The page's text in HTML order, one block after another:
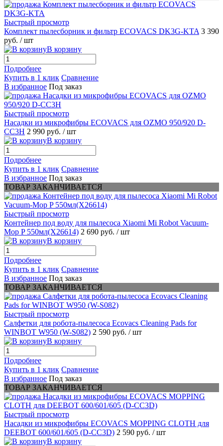
Быстрый просмотр
Комплект пылесборник и фильтр ECOVACS DK3G-KTA 3 390
руб. / шт
В корзину
Подробнее
Купить в 1 клик Сравнение
В избранное Под заказ
Быстрый просмотр
Насадки из микрофибры ECOVACS для OZMO 950/920 D-
CC3H 2 990 руб. / шт
В корзину
Подробнее
Купить в 1 клик Сравнение
В избранное Под заказ
ТОВАР ЗАКАНЧИВАЕТСЯ
Быстрый просмотр
Контейнер под воду для пылесоса Xiaomi Mi Robot Vacuum-
Mop P 550мл(X26614) 2 690 руб. / шт
В корзину
Подробнее
Купить в 1 клик Сравнение
В избранное Под заказ
ТОВАР ЗАКАНЧИВАЕТСЯ
Быстрый просмотр
Салфетки для робота-пылесоса Ecovacs Cleaning Pads for
WINBOT W950 (W-S082) 2 590 руб. / шт
В корзину
Подробнее
Купить в 1 клик Сравнение
В избранное Под заказ
ТОВАР ЗАКАНЧИВАЕТСЯ
Быстрый просмотр
Насадки из микрофибры ECOVACS MOPPING CLOTH для
DEEBOT 600/601/605 (D-CC3D) 2 590 руб. / шт
В корзину